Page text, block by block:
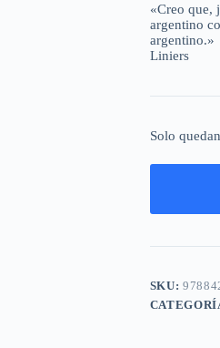
«Creo que,
argentino
argentino.»
Liniers
Solo
SKU: